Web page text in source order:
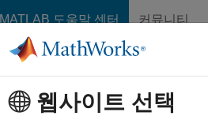
MATLAB 도움말 센터 커뮤니티
웹사이트 선택